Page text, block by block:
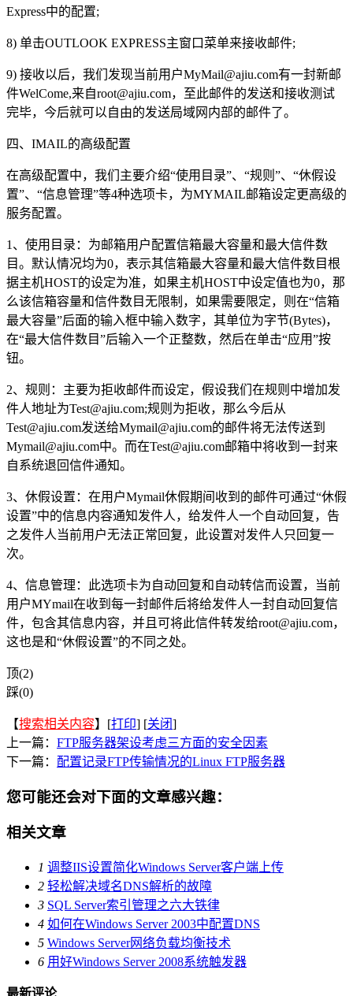
Express中的配置;
8) 单击OUTLOOK EXPRESS主窗口菜单来接收邮件;
9) 接收以后，我们发现当前用户MyMail@ajiu.com有一封新邮
件WelCome,来自root@ajiu.com，至此邮件的发送和接收测试
完毕，今后就可以自由的发送局域网内部的邮件了。
四、IMAIL的高级配置
在高级配置中，我们主要介绍“使用目录”、“规则”、“休假设
置”、“信息管理”等4种选项卡，为MYMAIL邮箱设定更高级的
服务配置。
1、使用目录：为邮箱用户配置信箱最大容量和最大信件数
目。默认情况均为0，表示其信箱最大容量和最大信件数目根
据主机HOST的设定为准，如果主机HOST中设定值也为0，那
么该信箱容量和信件数目无限制，如果需要限定，则在“信箱
最大容量”后面的输入框中输入数字，其单位为字节(Bytes)，
在“最大信件数目”后输入一个正整数，然后在单击“应用”按
钮。
2、规则：主要为拒收邮件而设定，假设我们在规则中增加发
件人地址为Test@ajiu.com;规则为拒收，那么今后从
Test@ajiu.com发送给Mymail@ajiu.com的邮件将无法传送到
Mymail@ajiu.com中。而在Test@ajiu.com邮箱中将收到一封来
自系统退回信件通知。
3、休假设置：在用户Mymail休假期间收到的邮件可通过“休假
设置”中的信息内容通知发件人，给发件人一个自动回复，告
之发件人当前用户无法正常回复，此设置对发件人只回复一
次。
4、信息管理：此选项卡为自动回复和自动转信而设置，当前
用户MYmail在收到每一封邮件后将给发件人一封自动回复信
件，包含其信息内容，并且可将此信件转发给root@ajiu.com，
这也是和“休假设置”的不同之处。
顶(2)
踩(0)
【搜索相关内容】[打印] [关闭]
上一篇： FTP服务器架设考虑三方面的安全因素
下一篇： 配置记录FTP传输情况的Linux FTP服务器
您可能还会对下面的文章感兴趣：
相关文章
1 调整IIS设置简化Windows Server客户端上传
2 轻松解决域名DNS解析的故障
3 SQL Server索引管理之六大铁律
4 如何在Windows Server 2003中配置DNS
5 Windows Server网络负载均衡技术
6 用好Windows Server 2008系统触发器
最新评论